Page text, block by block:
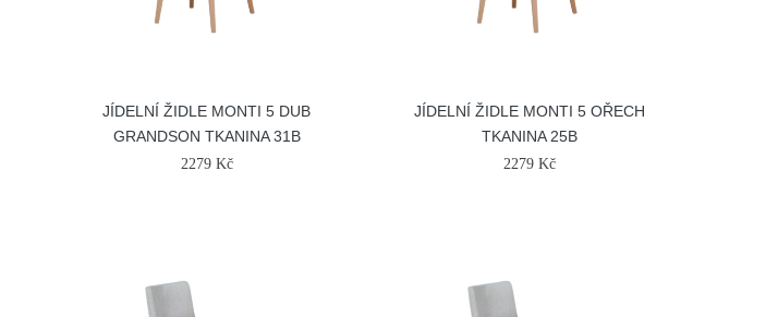
JÍDELNÍ ŽIDLE MONTI 5 DUB
GRANDSON TKANINA 31B
2279 Kč
JÍDELNÍ ŽIDLE MONTI 5 OŘECH
TKANINA 25B
2279 Kč